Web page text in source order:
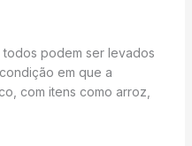
todos podem ser levados
em que a
com itens como arroz,